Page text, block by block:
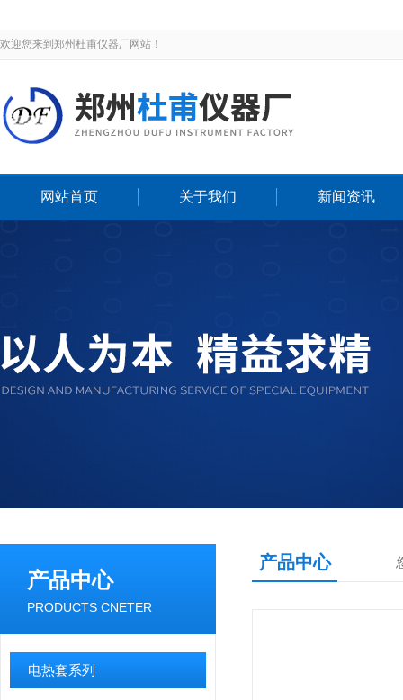
欢迎您来到郑州杜甫仪器厂网站！
网站首页 关于我们 新闻资讯
产品中心
PRODUCTS CNETER
电热套系列
产品中心